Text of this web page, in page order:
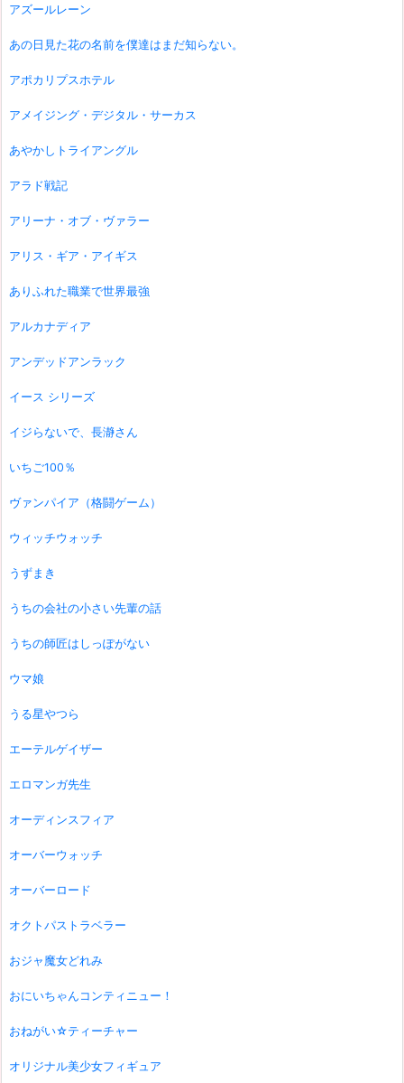
アズールレーン
あの日見た花の名前を僕達はまだ知らない。
アポカリプスホテル
アメイジング・デジタル・サーカス
あやかしトライアングル
アラド戦記
アリーナ・オブ・ヴァラー
アリス・ギア・アイギス
ありふれた職業で世界最強
アルカナディア
アンデッドアンラック
イース シリーズ
イジらないで、長瀞さん
いちご100％
ヴァンパイア（格闘ゲーム）
ウィッチウォッチ
うずまき
うちの会社の小さい先輩の話
うちの師匠はしっぽがない
ウマ娘
うる星やつら
エーテルゲイザー
エロマンガ先生
オーディンスフィア
オーバーウォッチ
オーバーロード
オクトパストラベラー
おジャ魔女どれみ
おにいちゃんコンティニュー！
おねがい☆ティーチャー
オリジナル美少女フィギュア